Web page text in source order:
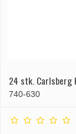
24 stk.
740-630